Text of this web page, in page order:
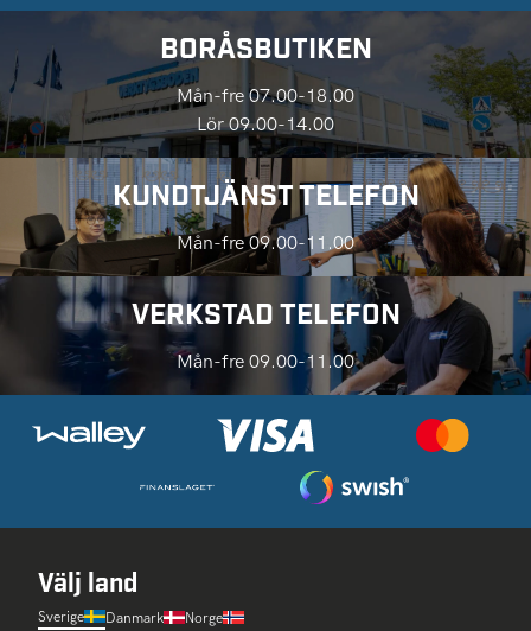
BORÅSBUTIKEN
Mån-fre 07.00-18.00
Lör 09.00-14.00
KUNDTJÄNST TELEFON
Mån-fre 09.00-11.00
VERKSTAD TELEFON
Mån-fre 09.00-11.00
Välj land
Sverige Danmark Norge